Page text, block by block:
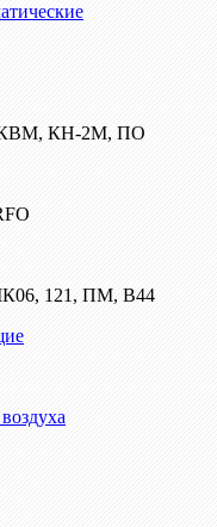
КН-2М, ПО
121, ПМ, В44